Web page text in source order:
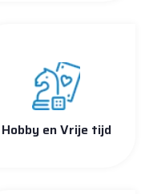
Hobby en Vrije tijd